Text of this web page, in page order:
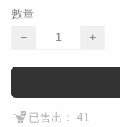
數量
−
+
已售出： 41